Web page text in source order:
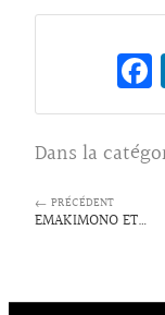
Dans la
← PRÉCÉDENT
EMAKIMONO ET…